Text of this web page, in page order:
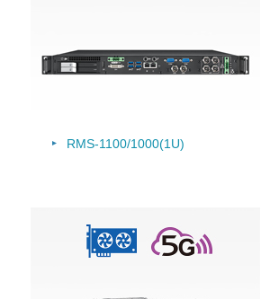
RMS-1100/1000(1U)